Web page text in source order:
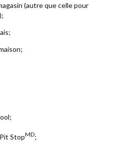
(autre que celle pour
StopMD;